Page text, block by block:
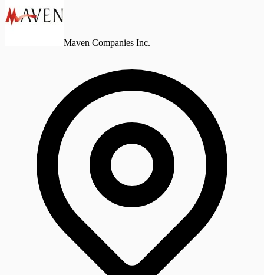
Maven Companies Inc.